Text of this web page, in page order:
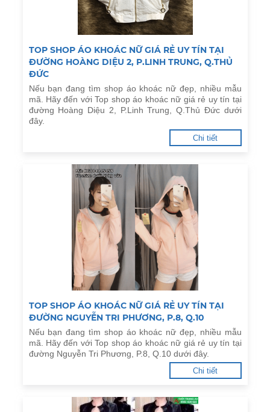
TOP SHOP ÁO KHOÁC NỮ GIÁ RẺ UY TÍN TẠI
ĐƯỜNG HOÀNG DIỆU 2, P.LINH TRUNG, Q.THỦ
ĐỨC
Nếu bạn đang tìm shop áo khoác nữ đẹp, nhiều mẫu
mã. Hãy đến với Top shop áo khoác nữ giá rẻ uy tín tại
đường Hoàng Diệu 2, P.Linh Trung, Q.Thủ Đức dưới
đây.
Chi tiết
TOP SHOP ÁO KHOÁC NỮ GIÁ RẺ UY TÍN TẠI
ĐƯỜNG NGUYỄN TRI PHƯƠNG, P.8, Q.10
Nếu bạn đang tìm shop áo khoác nữ đẹp, nhiều mẫu
mã. Hãy đến với Top shop áo khoác nữ giá rẻ uy tín tại
đường Nguyễn Tri Phương, P.8, Q.10 dưới đây.
Chi tiết